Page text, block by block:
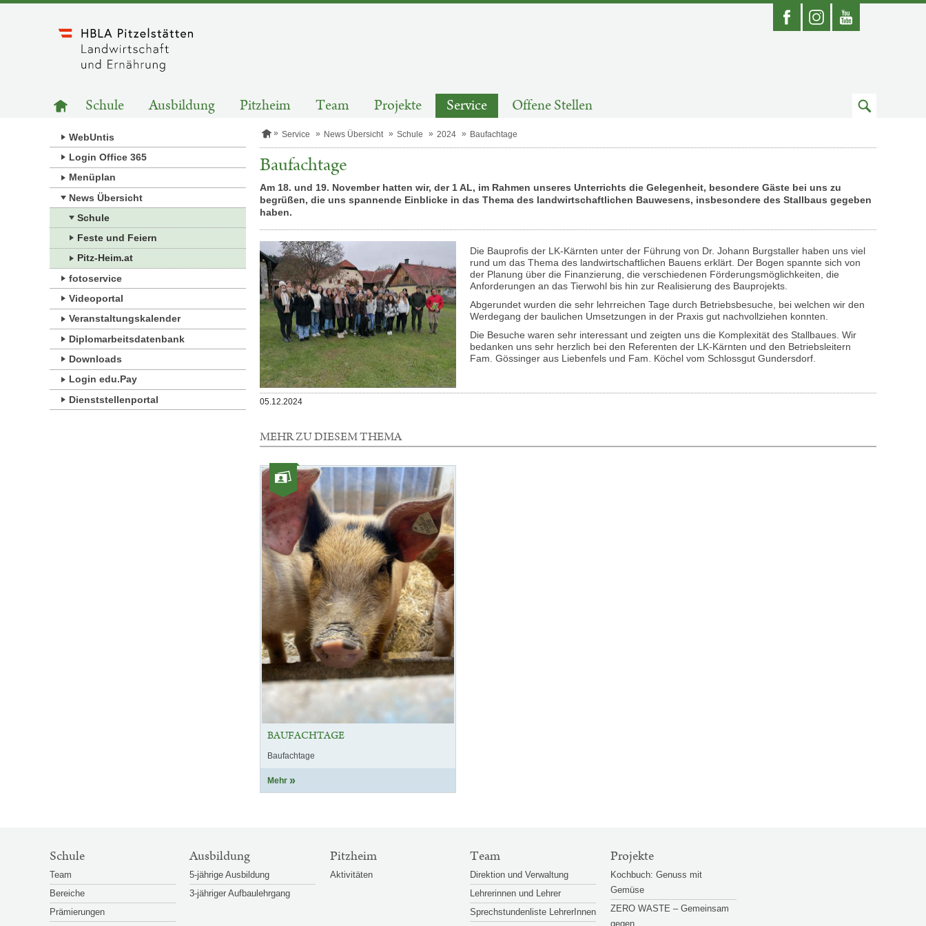
FacebookInstagramYoutube
HAUPTNAVIGATION
Zur
Startseite
Schule Ausbildung Pitzheim Team Projekte Service Offene Stellen
Zum
WebUntis
Login Office 365
Menüplan
News Übersicht
Schule
Feste und Feiern
Pitz-Heim.at
fotoservice
Videoportal
Veranstaltungskalender
Diplomarbeitsdatenbank
Downloads
Login edu.Pay
Dienststellenportal
S
s
e
i
e
Service News Übersicht Schule 2024 Baufachtage
Baufachtage
Am 18. und 19. November hatten wir, der 1 AL, im Rahmen unseres Unterrichts die Gelegenheit, besondere Gäste bei uns zu
begrüßen, die uns spannende Einblicke in das Thema des landwirtschaftlichen Bauwesens, insbesondere des Stallbaus gegeben
haben.
Die Bauprofis der LK-Kärnten unter der Führung von Dr. Johann Burgstaller haben uns viel
rund um das Thema des landwirtschaftlichen Bauens erklärt. Der Bogen spannte sich von
der Planung über die Finanzierung, die verschiedenen Förderungsmöglichkeiten, die
Anforderungen an das Tierwohl bis hin zur Realisierung des Bauprojekts.
Abgerundet wurden die sehr lehrreichen Tage durch Betriebsbesuche, bei welchen wir den
Werdegang der baulichen Umsetzungen in der Praxis gut nachvollziehen konnten.
Die Besuche waren sehr interessant und zeigten uns die Komplexität des Stallbaues. Wir
bedanken uns sehr herzlich bei den Referenten der LK-Kärnten und den Betriebsleitern
Fam. Gössinger aus Liebenfels und Fam. Köchel vom Schlossgut Gundersdorf.
Veröffentlicht
05.12.2024
MEHR ZU DIESEM THEMA
Element
dieser
Auswahl
Kategorie:
Fotos
BAUFACHTAGE
Baufachtage
Mehr
SITEMAP-
NAVIGATION
Schule
Team
Bereiche
Prämierungen
Ausbildung
5-jährige Ausbildung
3-jähriger Aufbaulehrgang
Pitzheim
Aktivitäten
Team
Direktion und Verwaltung
Lehrerinnen und Lehrer
Sprechstundenliste LehrerInnen
Projekte
Kochbuch: Genuss mit
Gemüse
ZERO WASTE – Gemeinsam
gegen